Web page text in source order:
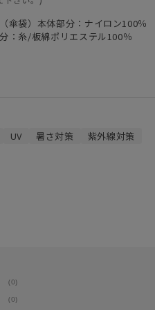
傘袋）本体部分：ナイロン100％
：糸/板綿ポリエステル100％
UV 暑さ対策 紫外線対策
(0)
(0)